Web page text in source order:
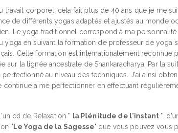
travail corporel, cela fait plus de 40 ans que je me
de différents yogas adaptés et ajustés au monde
Le yoga traditionnel correspond à ma
yoga en suivant la formation de professeur de yoga
Cette formation est internationalement
sur la lignée ancestrale de Shankaracharya. Par la
perfectionné au niveau des techniques. J'ai ainsi
continue à me perfectionner en effectuant
cd de Relaxation " la Plénitude de l'instant ",
" Le Yoga de la Sagesse" que vous pouvez vous